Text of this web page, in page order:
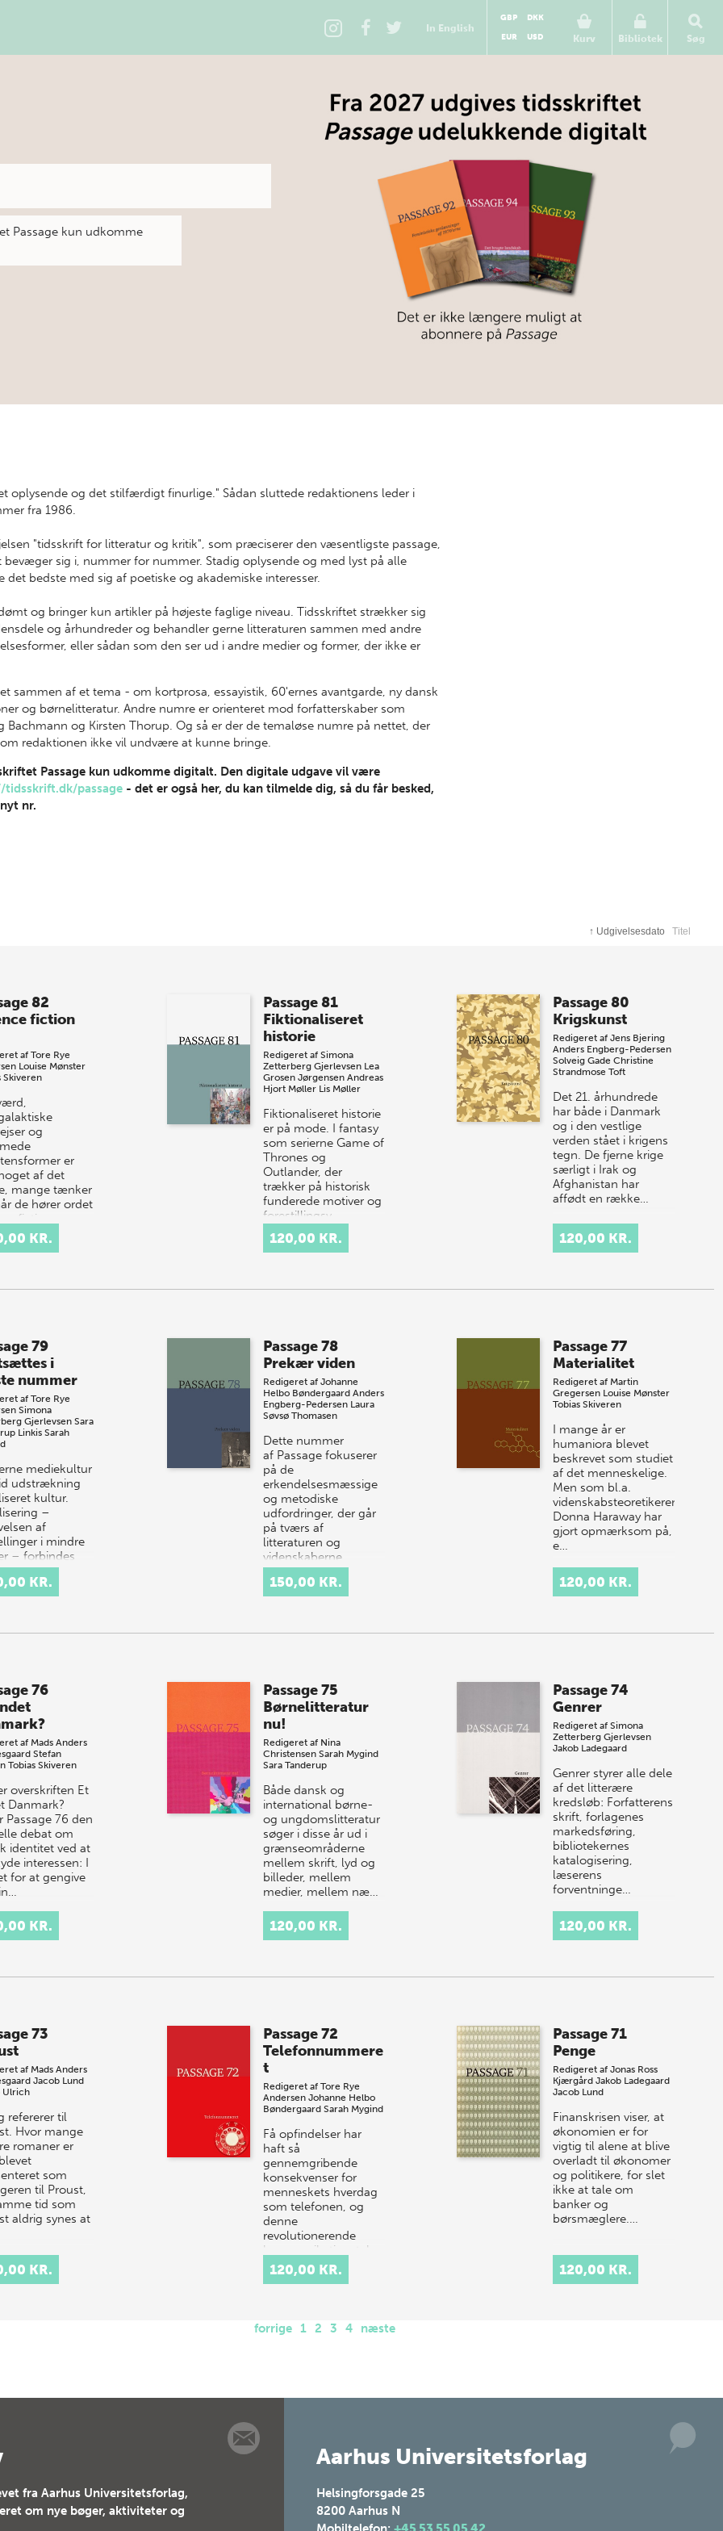
In English
Kurv
GBP
DKK
EUR
USD Bibliotek Søg
Passage kun udkomme
oplysende og det stilfærdigt finurlige." Sådan sluttede redaktionens leder i
fra 1986.
"tidsskrift for litteratur og kritik", som præciserer den væsentligste passage,
sig i, nummer for nummer. Stadig oplysende og med lyst på alle
det bedste med sig af poetiske og akademiske interesser.
og bringer kun artikler på højeste faglige niveau. Tidsskriftet strækker sig
og århundreder og behandler gerne litteraturen sammen med andre
eller sådan som den ser ud i andre medier og former, der ikke er
sammen af et tema - om kortprosa, essayistik, 60'ernes avantgarde, ny dansk
og børnelitteratur. Andre numre er orienteret mod forfatterskaber som
Bachmann og Kirsten Thorup. Og så er der de temaløse numre på nettet, der
redaktionen ikke vil undvære at kunne bringe.
Passage kun udkomme digitalt. Den digitale udgave vil være
tidsskrift.dk/passage - det er også her, du kan tilmelde dig, så du får besked,
nr.
↑ Udgivelsesdato Titel
82
fiction
af Tore Rye
Louise Mønster
Skiveren
og
er
af det
mange tænker
de hører ordet
fiction.
KR.
Passage 81
Fiktionaliseret
historie
Redigeret af Simona
Zetterberg Gjerlevsen Lea
Grosen Jørgensen Andreas
Hjort Møller Lis Møller
Fiktionaliseret historie
er på mode. I fantasy
som serierne Game of
Thrones og
Outlander, der
trækker på historisk
funderede motiver og
forestillingsv…
120,00 KR.
Passage 80
Krigskunst
Redigeret afJens Bjering
Anders Engberg-Pedersen
Solveig Gade Christine
Strandmose Toft
Det 21. århundrede
har både i Danmark
og i den vestlige
verden stået i krigens
tegn. De fjerne krige
særligt i Irak og
Afghanistan har
affødt en række…
120,00 KR.
79
i
nummer
af Tore Rye
Simona
Gjerlevsen Sara
Linkis Sarah
mediekultur
udstrækning
kultur.
–
af
i mindre
– forbindes
Viktoria…
KR.
Passage 78
Prekær viden
Redigeret af Johanne
Helbo Bøndergaard Anders
Engberg-Pedersen Laura
Søvsø Thomasen
Dette nummer
af Passage fokuserer
på de
erkendelsesmæssige
og metodiske
udfordringer, der går
på tværs af
litteraturen og
videnskaberne.
Hvordan har l…
150,00 KR.
Passage 77
Materialitet
Redigeret af Martin
Gregersen Louise Mønster
Tobias Skiveren
I mange år er
humaniora blevet
beskrevet som studiet
af det menneskelige.
Men som bl.a.
videnskabsteoretikeren
Donna Haraway har
gjort opmærksom på,
e…
120,00 KR.
76
af Mads Anders
Stefan
Tobias Skiveren
overskriften Et
Danmark?
Passage 76 den
debat om
identitet ved at
interessen: I
for at gengive
KR.
Passage 75
Børnelitteratur
nu!
Redigeret af Nina
Christensen Sarah Mygind
Sara Tanderup
Både dansk og
international børne-
og ungdomslitteratur
søger i disse år ud i
grænseområderne
mellem skrift, lyd og
billeder, mellem
medier, mellem næ…
120,00 KR.
Passage 74
Genrer
Redigeret afSimona
Zetterberg Gjerlevsen
Jakob Ladegaard
Genrer styrer alle dele
af det litterære
kredsløb: Forfatterens
skrift, forlagenes
markedsføring,
bibliotekernes
katalogisering,
læserens
forventninge…
120,00 KR.
73
af Mads Anders
Jacob Lund
Ulrich
refererer til
Hvor mange
romaner er
som
til Proust,
tid som
aldrig synes at
KR.
Passage 72
Telefonnummere
t
Redigeret af Tore Rye
Andersen Johanne Helbo
Bøndergaard Sarah Mygind
Få opfindelser har
haft så
gennemgribende
konsekvenser for
menneskets hverdag
som telefonen, og
denne
revolutionerende
kommunikationsteknologi
har nat…
120,00 KR.
Passage 71
Penge
Redigeret afJonas Ross
Kjærgård Jakob Ladegaard
Jacob Lund
Finanskrisen viser, at
økonomien er for
vigtig til alene at blive
overladt til økonomer
og politikere, for slet
ikke at tale om
banker og
børsmæglere.…
120,00 KR.
forrige 1 2 3 4 næste
fra Aarhus Universitetsforlag,
om nye bøger, aktiviteter og
Aarhus Universitetsforlag
Helsingforsgade 25
8200 Aarhus N